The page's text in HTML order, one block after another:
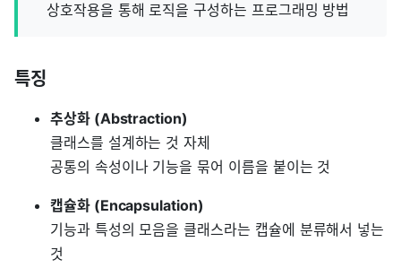
상호작용을 통해 로직을 구성하는 프로그래밍 방법
특징
추상화 (Abstraction)
클래스를 설계하는 것 자체
공통의 속성이나 기능을 묶어 이름을 붙이는 것
캡슐화 (Encapsulation)
기능과 특성의 모음을 클래스라는 캡슐에 분류해서 넣는
것